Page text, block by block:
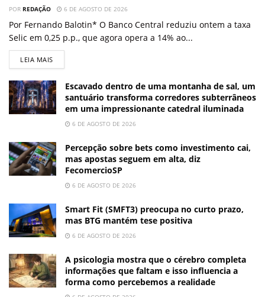
POR REDAÇÃO 6 DE AGOSTO DE 2026
Por Fernando Balotin* O Banco Central reduziu ontem a taxa
Selic em 0,25 p.p., que agora opera a 14% ao...
LEIA MAIS
Escavado dentro de uma montanha de sal, um
santuário transforma corredores subterrâneos
em uma impressionante catedral iluminada
6 DE AGOSTO DE 2026
Percepção sobre bets como investimento cai,
mas apostas seguem em alta, diz
FecomercioSP
6 DE AGOSTO DE 2026
Smart Fit (SMFT3) preocupa no curto prazo,
mas BTG mantém tese positiva
6 DE AGOSTO DE 2026
A psicologia mostra que o cérebro completa
informações que faltam e isso influencia a
forma como percebemos a realidade